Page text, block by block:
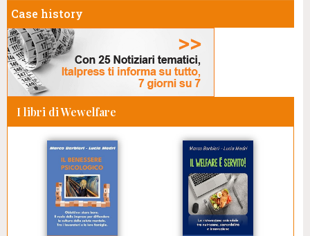
Case history
I libri di Wewelfare